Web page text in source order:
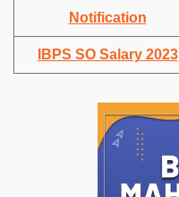
Notification
IBPS SO Salary 2023